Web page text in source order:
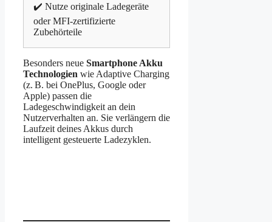
✔️ Nutze originale Ladegeräte
oder MFI-zertifizierte
Zubehörteile
Besonders neue Smartphone Akku
Technologien wie Adaptive Charging
(z. B. bei OnePlus, Google oder
Apple) passen die
Ladegeschwindigkeit an dein
Nutzerverhalten an. Sie verlängern die
Laufzeit deines Akkus durch
intelligent gesteuerte Ladezyklen.